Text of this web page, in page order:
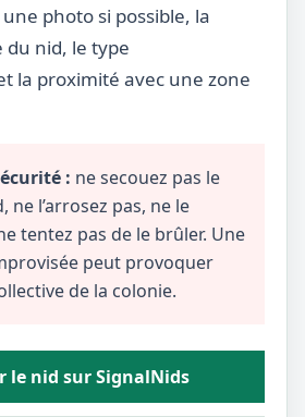
photo si possible, la
nid, le type
la proximité avec une zone
: ne secouez pas le
l’arrosez pas, ne le
tentez pas de le brûler. Une
peut provoquer
de la colonie.
le nid sur SignalNids